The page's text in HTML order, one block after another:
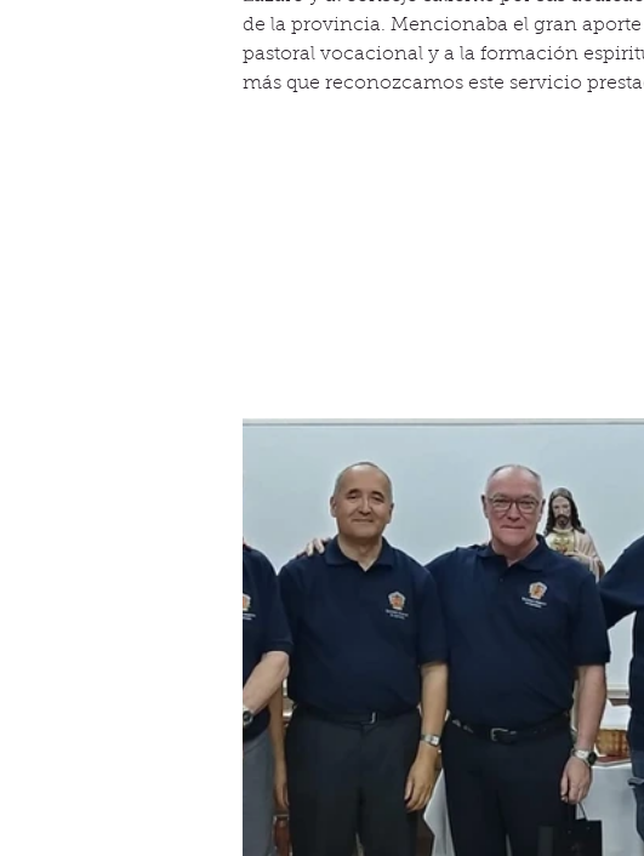
de la provincia. Mencionaba el gran
pastoral vocacional y a la formación
más que reconozcamos este servicio